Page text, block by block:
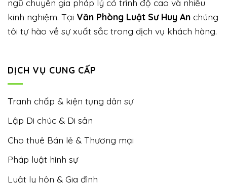
ngũ chuyên gia pháp lý có trình độ cao và nhiều
kinh nghiệm. Tại Văn Phòng Luật Sư Huy An chúng
tôi tự hào về sự xuất sắc trong dịch vụ khách hàng.
DỊCH VỤ CUNG CẤP
Tranh chấp & kiện tụng dân sự
Lập Di chúc & Di sản
Cho thuê Bán lẻ & Thương mại
Pháp luật hình sự
Luật ly hôn & Gia đình